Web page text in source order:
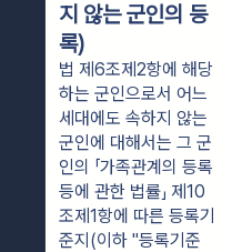
지 않는 군인의 등
록)
법 제6조제2항에 해당
하는 군인으로서 어느
세대에도 속하지 않는
군인에 대해서는 그 군
인의 「가족관계의 등록
등에 관한 법률」 제10
조제1항에 따른 등록기
준지(이하 "등록기준